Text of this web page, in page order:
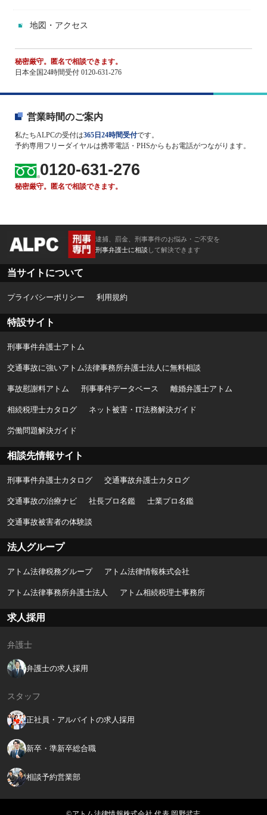
地図・アクセス
秘密厳守。匿名で相談できます。
日本全国24時間受付 0120-631-276
営業時間のご案内
私たちALPCの受付は365日24時間受付です。
予約専用フリーダイヤルは携帯電話・PHSからもお電話がつながります。
0120-631-276
秘密厳守。匿名で相談できます。
逮捕、罰金、刑事事件のお悩み・ご不安を
刑事弁護士に相談して解決できます
当サイトについて
プライバシーポリシー 利用規約
特設サイト
刑事事件弁護士アトム
交通事故に強いアトム法律事務所弁護士法人に無料相談
事故慰謝料アトム 刑事事件データベース 離婚弁護士アトム
相続税理士カタログ ネット被害・IT法務解決ガイド
労働問題解決ガイド
相談先情報サイト
刑事事件弁護士カタログ 交通事故弁護士カタログ
交通事故の治療ナビ 社長プロ名鑑 士業プロ名鑑
交通事故被害者の体験談
法人グループ
アトム法律税務グループ アトム法律情報株式会社
アトム法律事務所弁護士法人 アトム相続税理士事務所
求人採用
弁護士
弁護士の求人採用
スタッフ
正社員・アルバイトの求人採用
新卒・準新卒総合職
相談予約営業部